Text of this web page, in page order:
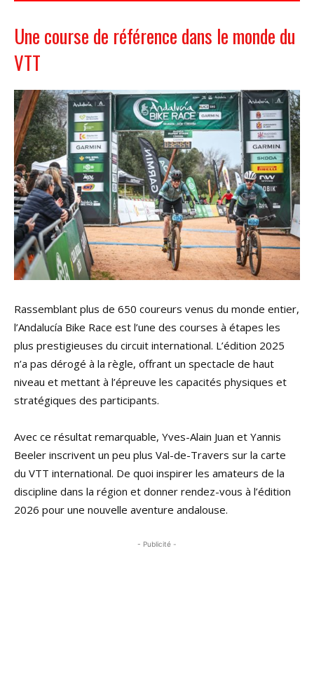
Une course de référence dans le monde du
VTT
Rassemblant plus de 650 coureurs venus du monde entier,
l’Andalucía Bike Race est l’une des courses à étapes les
plus prestigieuses du circuit international. L’édition 2025
n’a pas dérogé à la règle, offrant un spectacle de haut
niveau et mettant à l’épreuve les capacités physiques et
stratégiques des participants.
Avec ce résultat remarquable, Yves-Alain Juan et Yannis
Beeler inscrivent un peu plus Val-de-Travers sur la carte
du VTT international. De quoi inspirer les amateurs de la
discipline dans la région et donner rendez-vous à l’édition
2026 pour une nouvelle aventure andalouse.
- Publicité -